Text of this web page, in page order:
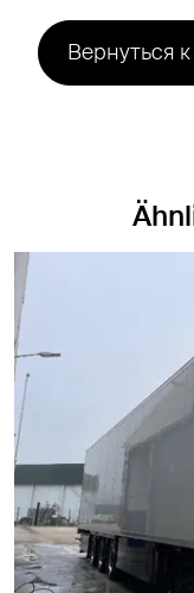
Вернуться